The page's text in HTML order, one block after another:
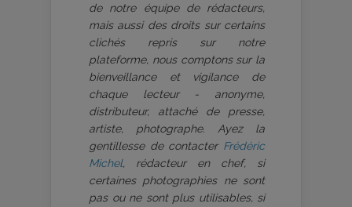
de notre équipe de rédacteurs,
mais aussi des droits sur certains
clichés repris sur notre
plateforme, nous comptons sur la
bienveillance et vigilance de
chaque lecteur - anonyme,
distributeur, attaché de presse,
artiste, photographe. Ayez la
gentillesse de contacter Frédéric
Michel, rédacteur en chef, si
certaines photographies ne sont
pas ou ne sont plus utilisables, si